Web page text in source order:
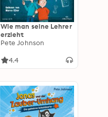
Wie man seine Lehrer
erzieht
Pete Johnson
4.4